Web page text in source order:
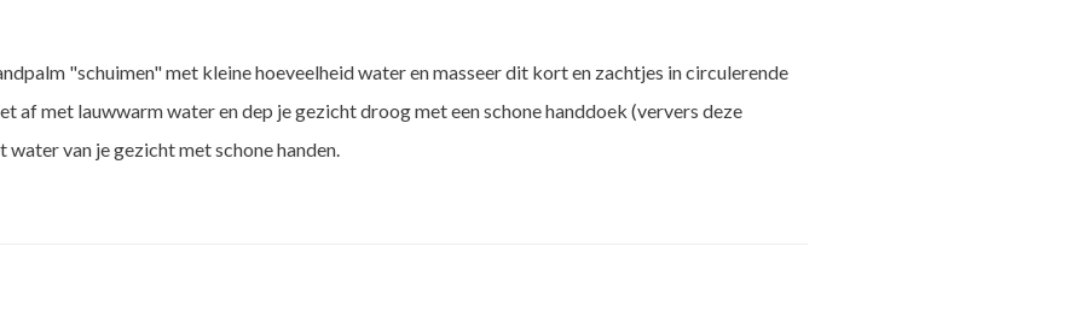
"schuimen" met kleine hoeveelheid water en masseer dit kort en zachtjes in circulerende
af met lauwwarm water en dep je gezicht droog met een schone handdoek (ververs deze
water van je gezicht met schone handen.